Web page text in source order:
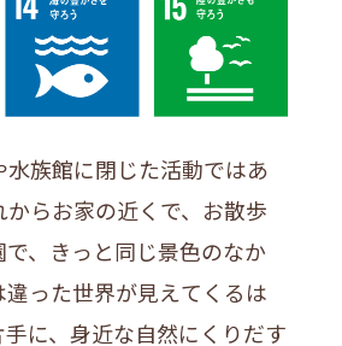
水族館に閉じた活動ではあ
からお家の近くで、お散歩
、きっと同じ景色のなか
違った世界が見えてくるは
に、身近な自然にくりだす